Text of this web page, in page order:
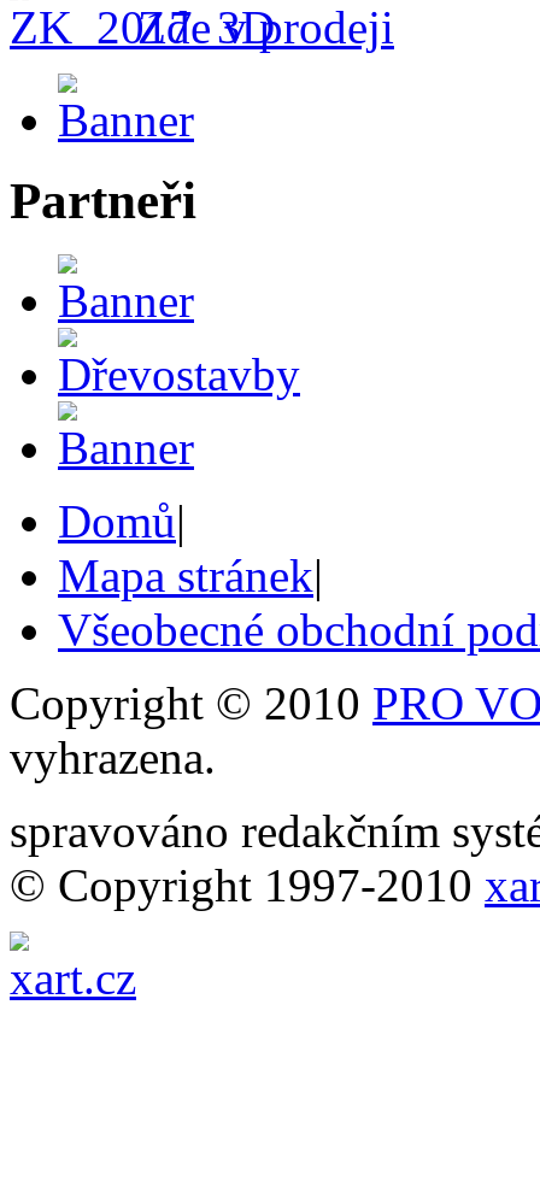
Zde v prodeji
Partneři
Domů|
Mapa stránek|
Všeobecné obchodní
Copyright © 2010 PRO
vyhrazena.
spravováno redakčním
© Copyright 1997-2010